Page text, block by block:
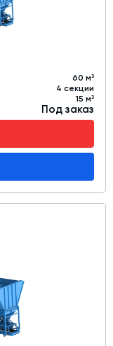
60 м³
4 секции
15 м³
Под заказ